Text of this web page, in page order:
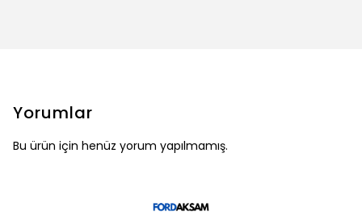
Yorumlar
Bu ürün için henüz yorum yapılmamış.